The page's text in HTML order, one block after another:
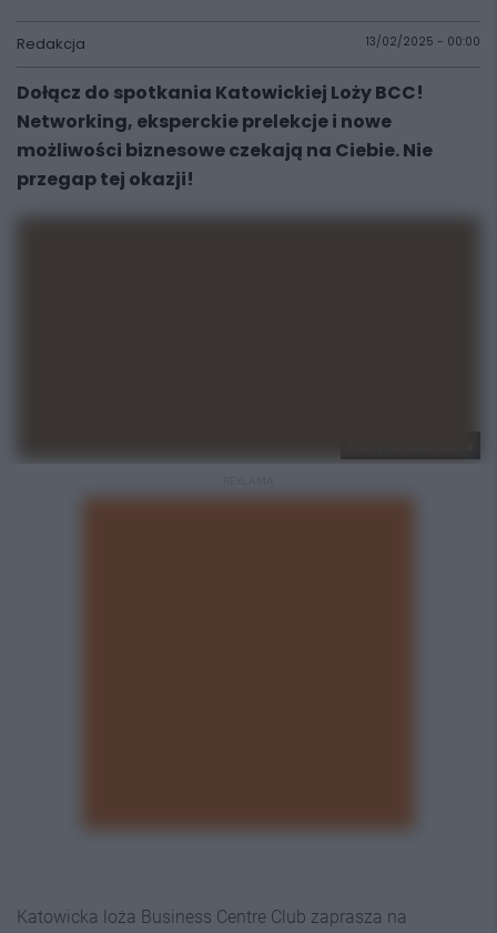
Redakcja 13/02/2025 - 00:00
Dołącz do spotkania Katowickiej Loży BCC!
Networking, eksperckie prelekcje i nowe
możliwości biznesowe czekają na Ciebie. Nie
przegap tej okazji!
Katowicka loża Business Centre Club zaprasza na